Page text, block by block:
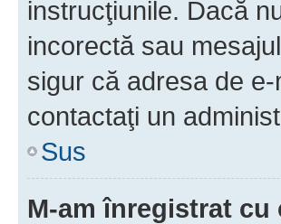
instrucţiunile. Dacă
incorectă sau
sigur că adresa de
contactaţi un
Sus
M-am înregistrat